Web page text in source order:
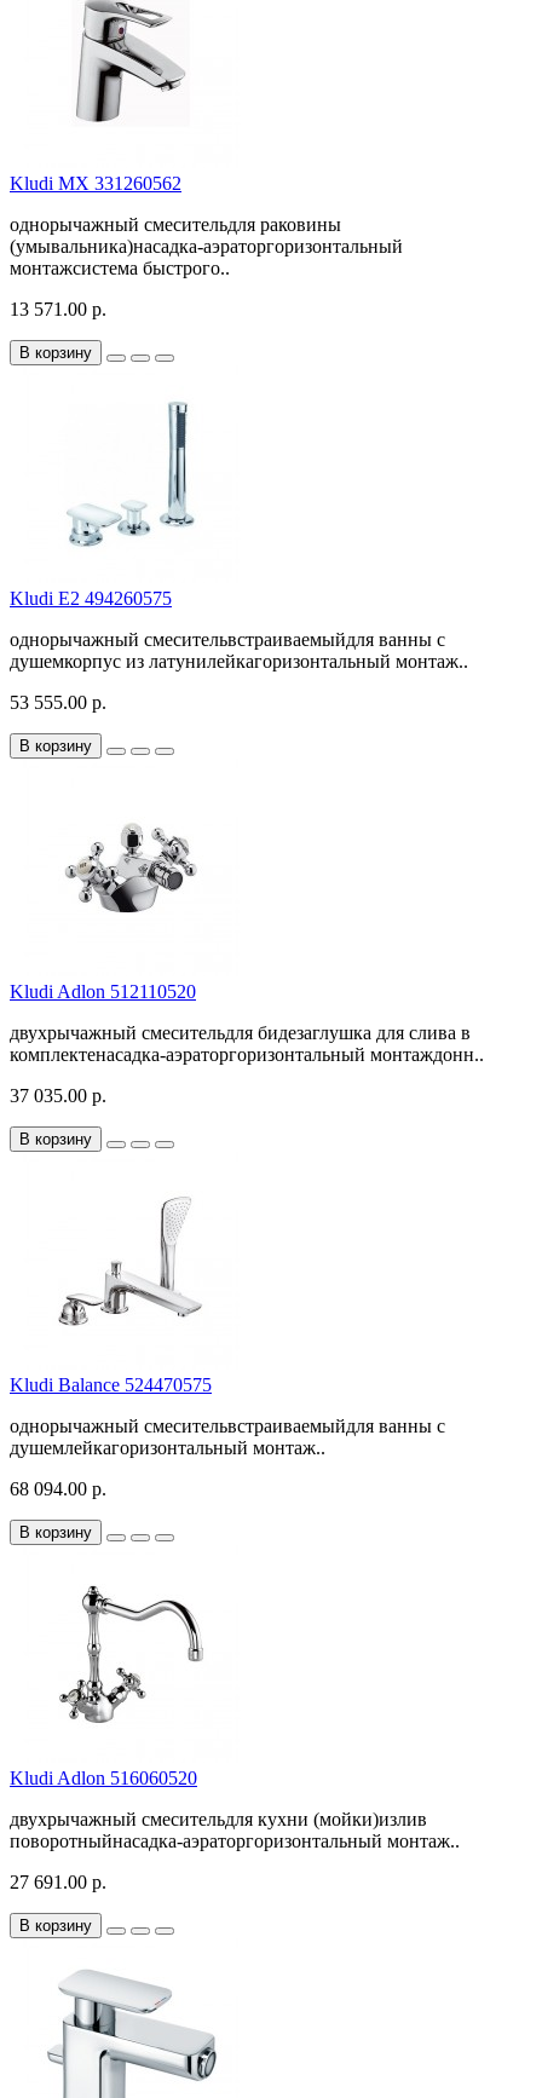
Kludi MX 331260562
однорычажный смесительдля раковины
(умывальника)насадка-аэраторгоризонтальный
монтажсистема быстрого..
13 571.00 р.
В корзину
Kludi E2 494260575
однорычажный смесительвстраиваемыйдля ванны с
душемкорпус из латунилейкагоризонтальный монтаж..
53 555.00 р.
В корзину
Kludi Adlon 512110520
двухрычажный смесительдля бидезаглушка для слива в
комплектенасадка-аэраторгоризонтальный монтаждонн..
37 035.00 р.
В корзину
Kludi Balance 524470575
однорычажный смесительвстраиваемыйдля ванны с
душемлейкагоризонтальный монтаж..
68 094.00 р.
В корзину
Kludi Adlon 516060520
двухрычажный смесительдля кухни (мойки)излив
поворотныйнасадка-аэраторгоризонтальный монтаж..
27 691.00 р.
В корзину